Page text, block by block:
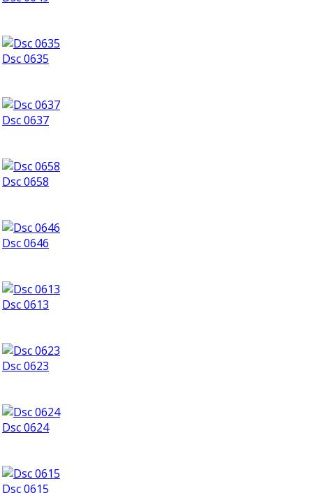
Dsc 0635
Dsc 0637
Dsc 0658
Dsc 0646
Dsc 0613
Dsc 0623
Dsc 0624
Dsc 0615